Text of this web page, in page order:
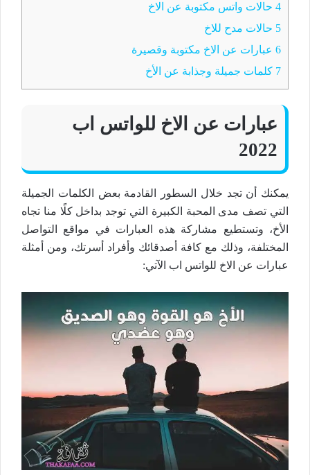
4 حالات واتس مكتوبة عن الاخ
5 حالات مدح للاخ
6 عبارات عن الاخ مكتوبة وقصيرة
7 كلمات جميلة وجذابة عن الأخ
عبارات عن الاخ للواتس اب
2022
يمكنك أن تجد خلال السطور القادمة بعض الكلمات الجميلة
التي تصف مدى المحبة الكبيرة التي توجد بداخل كلًا منا تجاه
الأخ، وتستطيع مشاركة هذه العبارات في مواقع التواصل
المختلفة، وذلك مع كافة أصدقائك وأفراد أسرتك، ومن أمثلة
عبارات عن الاخ للواتس اب الآتي: